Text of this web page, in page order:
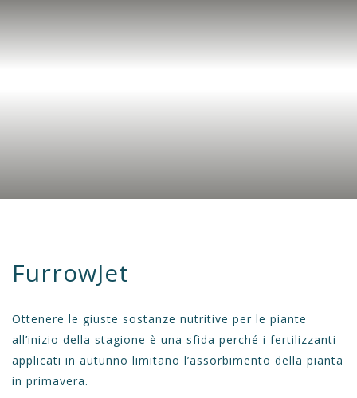
FurrowJet
Ottenere le giuste sostanze nutritive per le piante
all’inizio della stagione è una sfida perché i fertilizzanti
applicati in autunno limitano l’assorbimento della pianta
in primavera.